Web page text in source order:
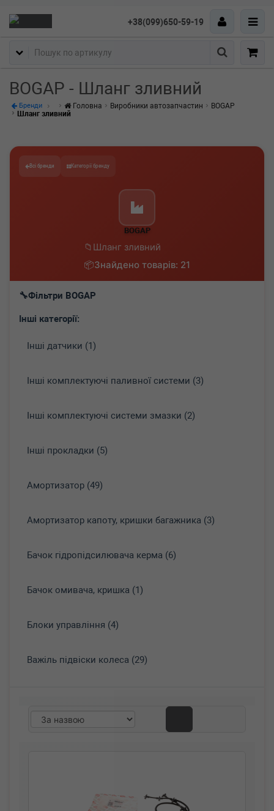
+38(099)650-59-19
Пошук
BOGAP - Шланг зливний
Бренди Головна Виробники автозапчастин
BOGAP
Шланг зливний
Всі бренди Категорії бренду
BOGAP
Шланг зливний
Знайдено товарів: 21
Фільтри BOGAP
Інші категорії:
Інші датчики (1)
Інші комплектуючі паливної системи (3)
Інші комплектуючі системи змазки (2)
Інші прокладки (5)
Амортизатор (49)
Амортизатор капоту, кришки багажника (3)
Бачок гідропідсилювача керма (6)
Бачок омивача, кришка (1)
Блоки управління (4)
Важіль підвіски колеса (29)